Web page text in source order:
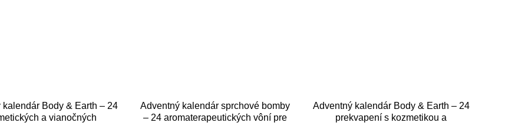
kalendár Body & Earth – 24
a vianočných
Adventný kalendár sprchové bomby
– 24 aromaterapeutických vôní pre
Adventný kalendár Body & Earth – 24
prekvapení s kozmetikou a